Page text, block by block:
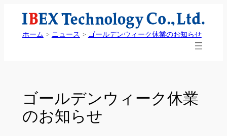
ホーム > ニュース > ゴールデンウィーク休業のお知らせ
ゴールデンウィーク休業
のお知らせ